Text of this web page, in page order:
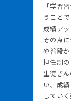
「学習
うこと
成績アッ
その点
や普段
担任制
生徒さ
い、成
してい